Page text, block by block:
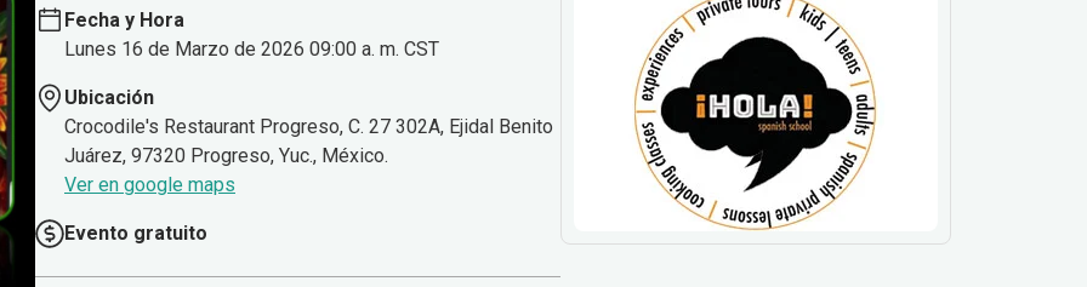
Fecha y Hora
Lunes 16 de Marzo de 2026 09:00 a. m. CST
Ubicación
Crocodile's Restaurant Progreso, C. 27 302A, Ejidal Benito
Juárez, 97320 Progreso, Yuc., México.
Ver en google maps
Evento gratuito